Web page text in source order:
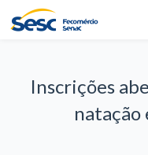
Inscrições
natação